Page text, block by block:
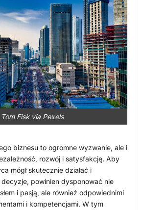
Tom Fisk via Pexels
biznesu to ogromne wyzwanie, ale i
rozwój i satysfakcję. Aby
mógł skutecznie działać i
powinien dysponować nie
i pasją, ale również odpowiednimi
i kompetencjami. W tym